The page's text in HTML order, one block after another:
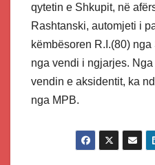
qytetin e Shkupit, në
Rashtanski, automjeti i
këmbësoren R.I.(80)
nga vendi i ngjarjes.
vendin e aksidentit, ka
nga MPB.